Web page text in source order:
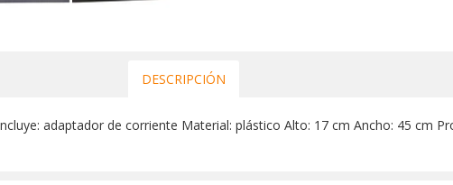
DESCRIPCIÓN
adaptador de corriente Material: plástico Alto: 17 cm Ancho: 45 cm